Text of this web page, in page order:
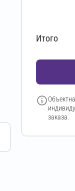
Итого
заказа.